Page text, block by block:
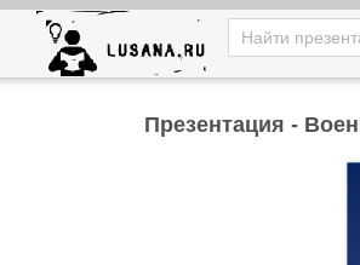
Презентация -